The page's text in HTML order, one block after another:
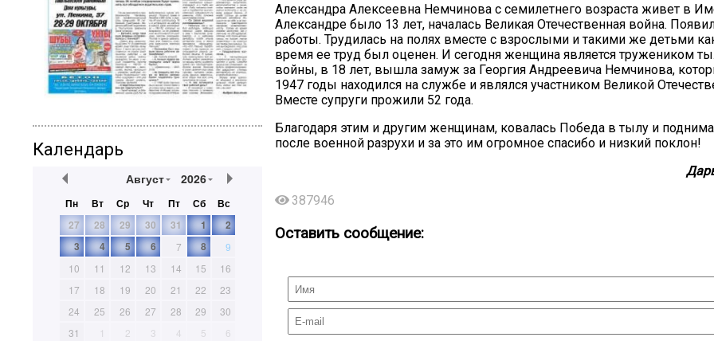
Календарь
Август 2026
Пн Вт Ср Чт Пт Сб
Вс
27
28 29 30 31 1
2
3
4 5 6 7 8
9
10
11 12 13 14 15
16
17
18 19 20 21 22
23
24
25 26 27 28 29
30
31
1 2 3 4 5 6
Александра Алексеевна Немчинова с семилетнего возраста живет в
Александре было 13 лет, началась Великая Отечественная война.
работы. Трудилась на полях вместе с взрослыми и такими же детьми
время ее труд был оценен. И сегодня женщина является тружеником
войны, в 18 лет, вышла замуж за Георгия Андреевича Немчинова,
1947 годы находился на службе и являлся участником Великой
Вместе супруги прожили 52 года.
Благодаря этим и другим женщинам, ковалась Победа в тылу и
после военной разрухи и за это им огромное спасибо и низкий поклон!
387946
Оставить сообщение: